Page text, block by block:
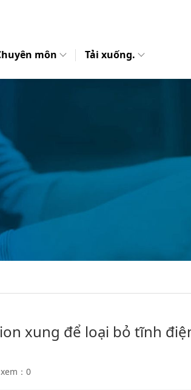
môn Tải xuống.
xung để loại bỏ tĩnh
： 0